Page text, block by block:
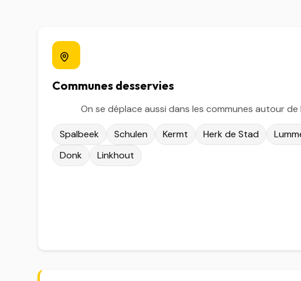
Communes desservies
On se déplace aussi dans les communes autour de
Spalbeek Schulen Kermt Herk de Stad
Donk
Linkhout